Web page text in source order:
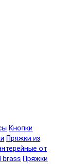
Кнопки
Пряжки из
от
brass Пряжки